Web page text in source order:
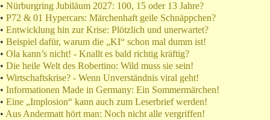
• Nürburgring Jubiläum 2027: 100, 15 oder 13 Jahre?
• P72 & 01 Hypercars: Märchenhaft geile Schnäppchen?
• Entwicklung hin zur Krise: Plötzlich und unerwartet?
• Beispiel dafür, warum die „KI“ schon mal dumm ist!
• Ola kann’s nicht! - Knallt es bald richtig kräftig?
• Die heile Welt des Robertino: Wild muss sie sein!
• Wirtschaftskrise? - Wenn Unverständnis viral geht!
• Informationen Made in Germany: Ein Sommermärchen!
• Eine „Implosion“ kann auch zum Leserbrief werden!
• Aus Andermatt hört man: Noch nicht alle vergriffen!